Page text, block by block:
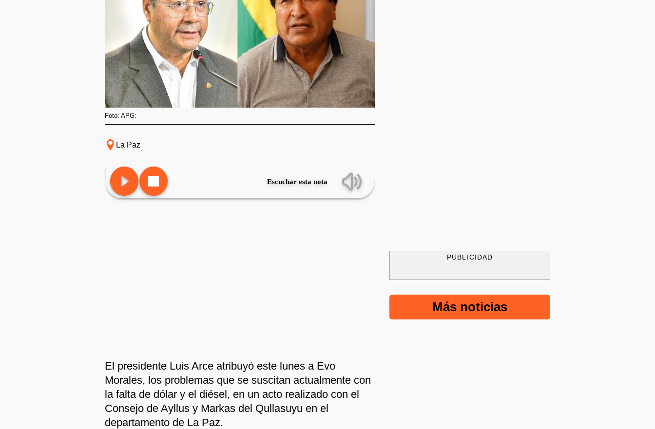
Foto: APG:
La Paz
Escuchar esta nota
El presidente Luis Arce atribuyó este lunes a Evo
Morales, los problemas que se suscitan actualmente con
la falta de dólar y el diésel, en un acto realizado con el
Consejo de Ayllus y Markas del Qullasuyu en el
departamento de La Paz.
PUBLICIDAD
Más noticias